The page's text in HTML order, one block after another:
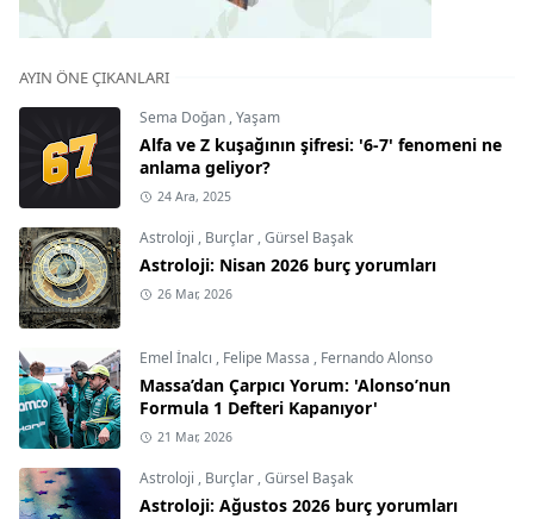
AYIN ÖNE ÇIKANLARI
Sema Doğan ,Yaşam
Alfa ve Z kuşağının şifresi: '6-7' fenomeni ne
anlama geliyor?
24 Ara, 2025
Astroloji , Burçlar ,Gürsel Başak
Astroloji: Nisan 2026 burç yorumları
26 Mar, 2026
Emel İnalcı , Felipe Massa , Fernando Alonso
Massa’dan Çarpıcı Yorum: 'Alonso’nun
Formula 1 Defteri Kapanıyor'
21 Mar, 2026
Astroloji , Burçlar ,Gürsel Başak
Astroloji: Ağustos 2026 burç yorumları